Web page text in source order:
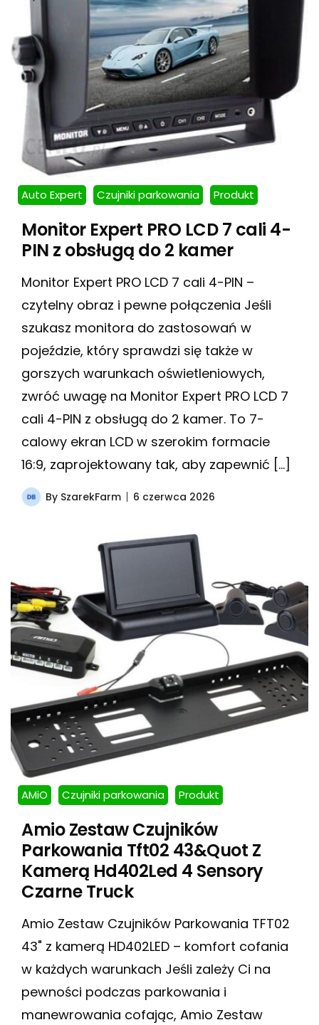
Auto Expert Czujniki parkowania Produkt
Monitor Expert PRO LCD 7 cali 4-
PIN z obsługą do 2 kamer
Monitor Expert PRO LCD 7 cali 4-PIN –
czytelny obraz i pewne połączenia Jeśli
szukasz monitora do zastosowań w
pojeździe, który sprawdzi się także w
gorszych warunkach oświetleniowych,
zwróć uwagę na Monitor Expert PRO LCD 7
cali 4-PIN z obsługą do 2 kamer. To 7-
calowy ekran LCD w szerokim formacie
16:9, zaprojektowany tak, aby zapewnić […]
By SzarekFarm 6 czerwca 2026
AMiO Czujniki parkowania Produkt
Amio Zestaw Czujników
Parkowania Tft02 43&Quot Z
Kamerą Hd402Led 4 Sensory
Czarne Truck
Amio Zestaw Czujników Parkowania TFT02
43" z kamerą HD402LED – komfort cofania
w każdych warunkach Jeśli zależy Ci na
pewności podczas parkowania i
manewrowania cofając, Amio Zestaw